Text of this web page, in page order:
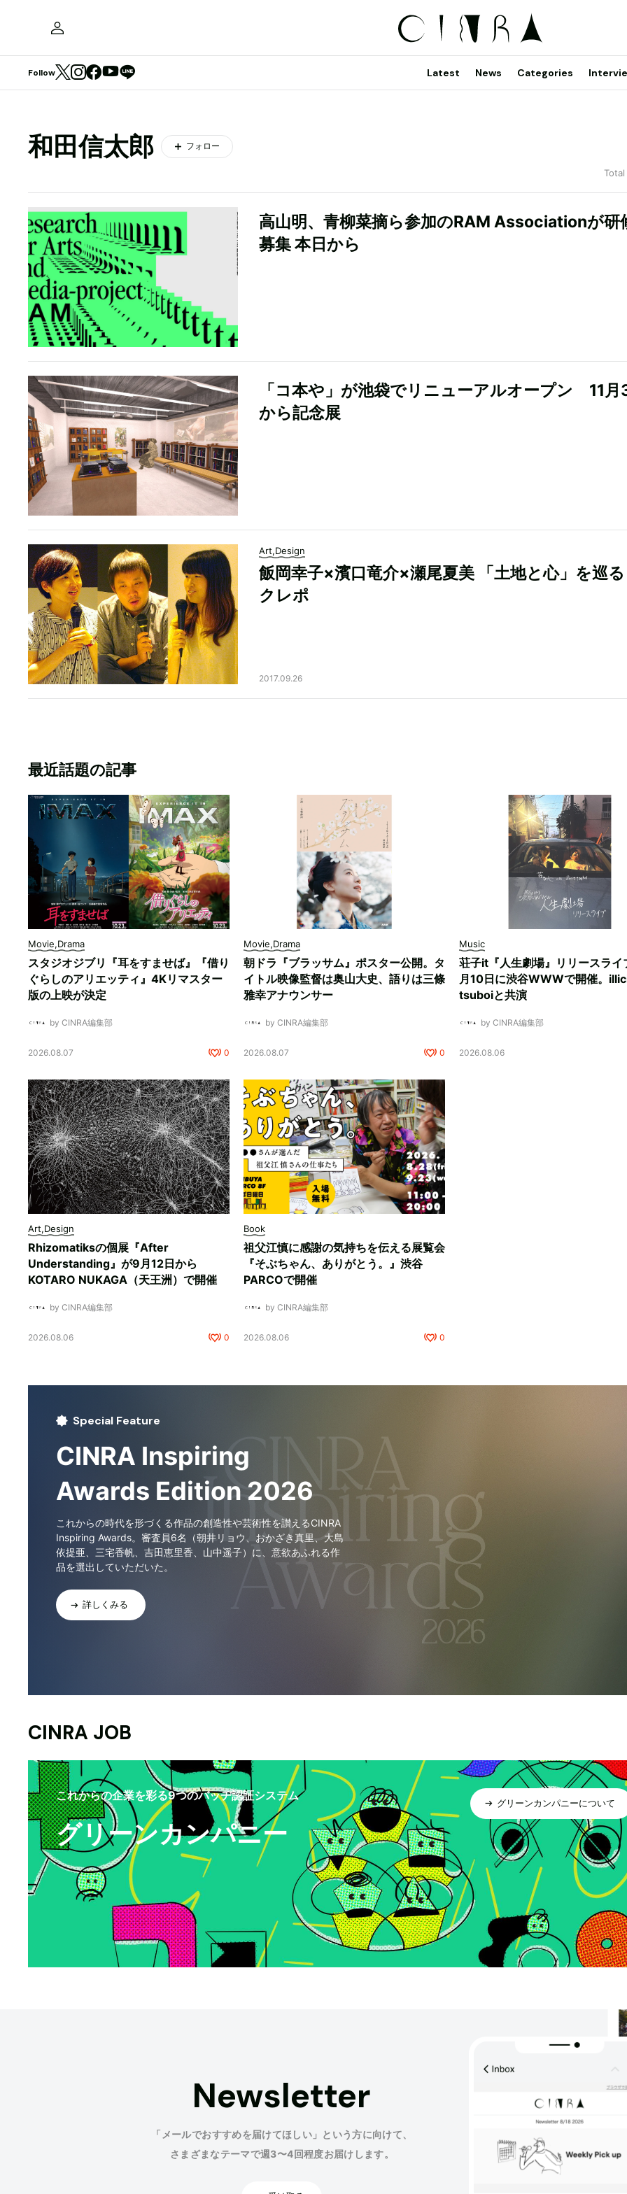
Follow Latest News Categories
和田信太郎 フォロー
高山明、青柳菜摘ら参加のRAM Associationが研
募集 本日から
「コ本や」が池袋でリニューアルオープン 11月
から記念展
Art,Design
飯岡幸子×濱口竜介×瀬尾夏美 「土地と心」を巡
クレポ
2017.09.26
最近話題の記事
Movie,Drama
スタジオジブリ『耳をすませば』『借り
ぐらしのアリエッティ』4Kリマスター
版の上映が決定
by CINRA編集部
2026.08.07 0
Movie,Drama
朝ドラ『ブラッサム』ポスター公開。タ
イトル映像監督は奥山大史、語りは三條
雅幸アナウンサー
by CINRA編集部
2026.08.07 0
Music
荘子it『人生劇場』リリースライ
月10日に渋谷WWWで開催。
tsuboiと共演
by CINRA編集部
2026.08.06
Art,Design
Rhizomatiksの個展『After
Understanding』が9月12日から
KOTARO NUKAGA（天王洲）で開催
by CINRA編集部
2026.08.06 0
Book
祖父江慎に感謝の気持ちを伝える展覧会
『そぶちゃん、ありがとう。』渋谷
PARCOで開催
by CINRA編集部
2026.08.06 0
Special Feature
CINRA Inspiring
Awards Edition 2026
これからの時代を形づくる作品の創造性や芸術性を讃えるCINRA
Inspiring Awards。審査員6名（朝井リョウ、おかざき真里、大島
依提亜、三宅香帆、吉田恵里香、山中遥子）に、意欲あふれる作
品を選出していただいた。
詳しくみる
CINRA JOB
これからの企業を彩る9つのバッヂ認証システム
グリーンカンパニー
グリーンカンパニーについて
Newsletter
「メールでおすすめを届けてほしい」という方に向けて、
さまざまなテーマで週3〜4回程度お届けします。